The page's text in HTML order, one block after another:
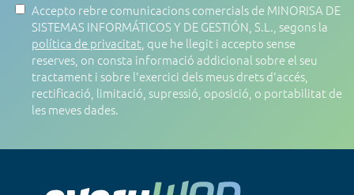
Accepto rebre comunicacions comercials de MINORISA DE
SISTEMAS INFORMÁTICOS Y DE GESTIÓN, S.L., segons la
política de privacitat , que he llegit i accepto sense
reserves, on consta informació addicional sobre el seu
tractament i sobre l'exercici dels meus drets d'accés,
rectificació, limitació, supressió, oposició, o portabilitat de
les meves dades.